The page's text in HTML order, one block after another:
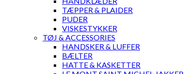
TÆPPER & PLAIDER
PUDER
VISKESTYKKER
TØJ & ACCESSORIES
HANDSKER & LUFFER
BÆLTER
HATTE & KASKETTER